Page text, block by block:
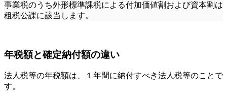
事業税のうち外形標準課税による付加価値割および資本割は
租税公課に該当します。
年税額と確定納付額の違い
法人税等の年税額は、１年間に納付すべき法人税等のことで
す。